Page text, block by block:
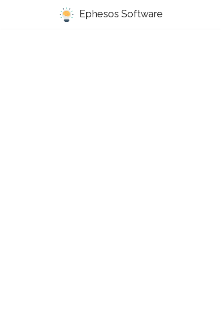
Ephesos Software